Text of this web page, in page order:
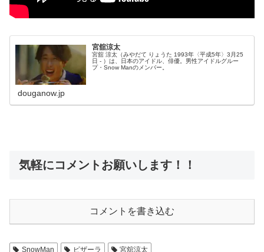
宮舘涼太
宮舘 涼太（みやだて りょうた 1993年〈平成5年〉3月25
日 - ）は、日本のアイドル、俳優。男性アイドルグルー
プ・Snow Manのメンバー。
douganow.jp
気軽にコメントお願いします！！
コメントを書き込む
SnowMan ピザーラ 宮舘涼太